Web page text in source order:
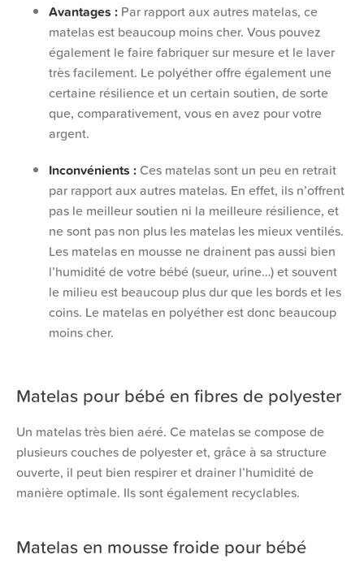
Avantages : Par rapport aux autres matelas, ce
matelas est beaucoup moins cher. Vous pouvez
également le faire fabriquer sur mesure et le laver
très facilement. Le polyéther offre également une
certaine résilience et un certain soutien, de sorte
que, comparativement, vous en avez pour votre
argent.
Inconvénients :Ces matelas sont un peu en retrait
par rapport aux autres matelas. En effet, ils n’offrent
pas le meilleur soutien ni la meilleure résilience, et
ne sont pas non plus les matelas les mieux ventilés.
Les matelas en mousse ne drainent pas aussi bien
l’humidité de votre bébé (sueur, urine…) et souvent
le milieu est beaucoup plus dur que les bords et les
coins. Le matelas en polyéther est donc beaucoup
moins cher.
Matelas pour bébé en fibres de polyester
Un matelas très bien aéré. Ce matelas se compose de
plusieurs couches de polyester et, grâce à sa structure
ouverte, il peut bien respirer et drainer l’humidité de
manière optimale. Ils sont également recyclables.
Matelas en mousse froide pour bébé